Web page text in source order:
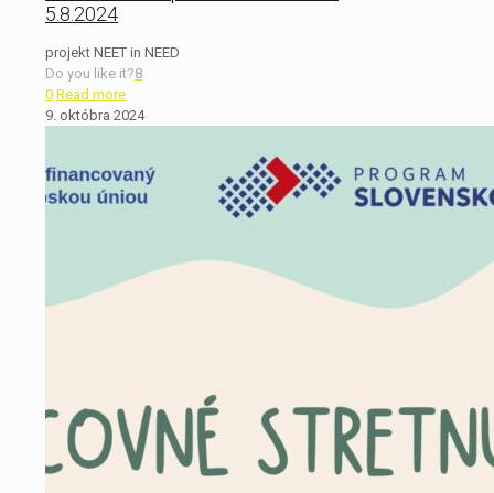
5.8.2024
projekt NEET in NEED
Do you like it?8
0 Read more
9. októbra 2024